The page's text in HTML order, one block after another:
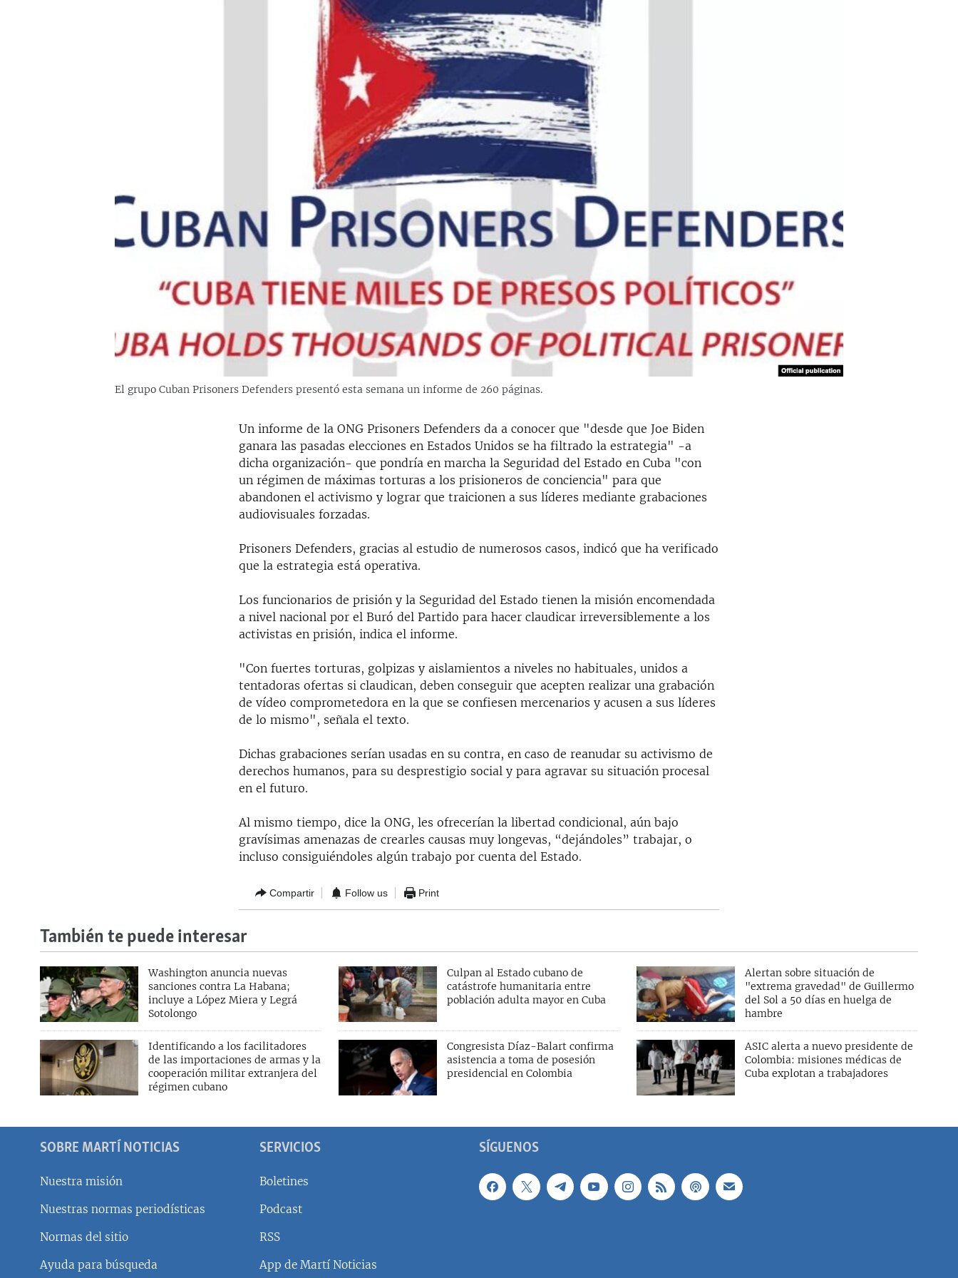
DESINFORMACIÓN RUSA EN
LA INVASIÓN DE RUSIA A UCRANIA
El grupo Cuban Prisoners Defenders presentó esta semana un informe de 260 páginas.
Un informe de la ONG Prisoners Defenders da a conocer que "desde que Joe Biden
ganara las pasadas elecciones en Estados Unidos se ha filtrado la estrategia" -a
dicha organización- que pondría en marcha la Seguridad del Estado en Cuba "con
un régimen de máximas torturas a los prisioneros de conciencia" para que
abandonen el activismo y lograr que traicionen a sus líderes mediante grabaciones
audiovisuales forzadas.
Prisoners Defenders, gracias al estudio de numerosos casos, indicó que ha verificado
que la estrategia está operativa.
Los funcionarios de prisión y la Seguridad del Estado tienen la misión encomendada
a nivel nacional por el Buró del Partido para hacer claudicar irreversiblemente a los
activistas en prisión, indica el informe.
"Con fuertes torturas, golpizas y aislamientos a niveles no habituales, unidos a
tentadoras ofertas si claudican, deben conseguir que acepten realizar una grabación
de vídeo comprometedora en la que se confiesen mercenarios y acusen a sus líderes
de lo mismo", señala el texto.
Dichas grabaciones serían usadas en su contra, en caso de reanudar su activismo de
derechos humanos, para su desprestigio social y para agravar su situación procesal
en el futuro.
Al mismo tiempo, dice la ONG, les ofrecerían la libertad condicional, aún bajo
gravísimas amenazas de crearles causas muy longevas, “dejándoles” trabajar, o
incluso consiguiéndoles algún trabajo por cuenta del Estado.
Compartir Follow us Print
También te puede interesar
Washington anuncia nuevas
sanciones contra La Habana;
incluye a López Miera y Legrá
Sotolongo
Culpan al Estado cubano de
catástrofe humanitaria entre
población adulta mayor en Cuba
Alertan sobre situación de
"extrema gravedad" de Guillermo
del Sol a 50 días en huelga de
hambre
Identificando a los facilitadores
de las importaciones de armas y la
cooperación militar extranjera del
régimen cubano
Congresista Díaz-Balart confirma
asistencia a toma de posesión
presidencial en Colombia
ASIC alerta a nuevo presidente de
Colombia: misiones médicas de
Cuba explotan a trabajadores
SÍGUENOS
SOBRE MARTÍ NOTICIAS
Nuestra misión
Nuestras normas periodísticas
Normas del sitio
Ayuda para búsqueda
SERVICIOS
Boletines
Podcast
RSS
App de Martí Noticias